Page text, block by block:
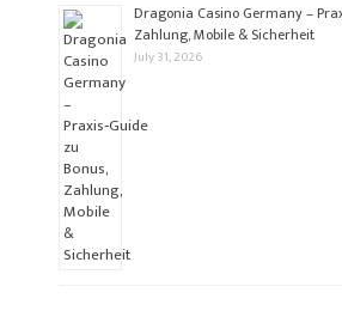
Dragonia Casino Germany –
Zahlung, Mobile & Sicherheit
July 31, 2026